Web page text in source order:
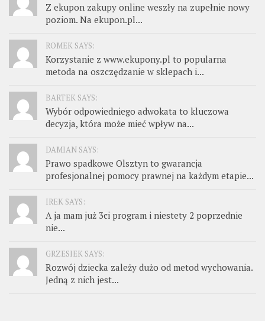
Z ekupon zakupy online weszły na zupełnie nowy
poziom. Na ekupon.pl...
ROMEK SAYS:
Korzystanie z www.ekupony.pl to popularna
metoda na oszczędzanie w sklepach i...
BARTEK SAYS:
Wybór odpowiedniego adwokata to kluczowa
decyzja, która może mieć wpływ na...
DAMIAN SAYS:
Prawo spadkowe Olsztyn to gwarancja
profesjonalnej pomocy prawnej na każdym etapie...
IREK SAYS:
A ja mam już 3ci program i niestety 2 poprzednie
nie...
GRZESIEK SAYS:
Rozwój dziecka zależy dużo od metod wychowania.
Jedną z nich jest...